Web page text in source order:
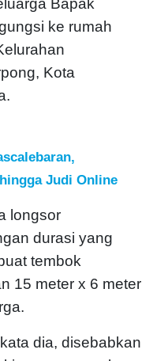
Bapak
ke rumah
Kota
Judi Online
longsor
durasi yang
tembok
15 meter x 6 meter
dia, disebabkan